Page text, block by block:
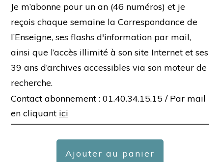
Je m’abonne pour un an (46 numéros) et je
reçois chaque semaine la Correspondance de
l’Enseigne, ses flashs d'information par mail,
ainsi que l’accès illimité à son site Internet et ses
39 ans d’archives accessibles via son moteur de
recherche.
Contact abonnement : 01.40.34.15.15 / Par mail
en cliquant ici
Ajouter au panier